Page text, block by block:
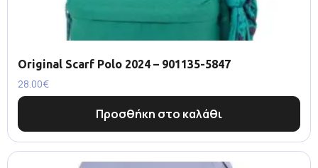
Original Scarf Polo 2024 – 901135-5847
28.00€
Προσθήκη στο καλάθι